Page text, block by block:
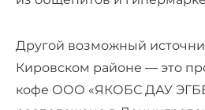
Другой возможный
Кировском районе — это
кофе ООО «ЯКОБС ДАУ